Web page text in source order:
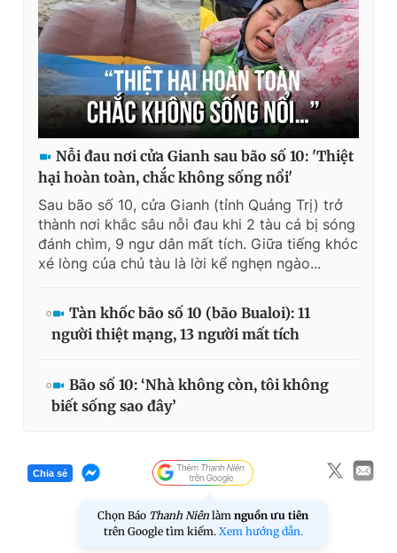
Nỗi đau nơi cửa Gianh sau bão số 10: 'Thiệt
hại hoàn toàn, chắc không sống nổi'
Sau bão số 10, cửa Gianh (tỉnh Quảng Trị) trở
thành nơi khắc sâu nỗi đau khi 2 tàu cá bị sóng
đánh chìm, 9 ngư dân mất tích. Giữa tiếng khóc
xé lòng của chủ tàu là lời kể nghẹn ngào...
Tàn khốc bão số 10 (bão Bualoi): 11
người thiệt mạng, 13 người mất tích
Bão số 10: ‘Nhà không còn, tôi không
biết sống sao đây’
Chia sẻ
Chọn Báo Thanh Niên làm nguồn ưu tiên
trên Google tìm kiếm. Xem hướng dẫn.